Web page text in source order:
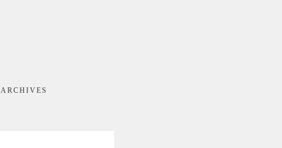
ARCHIVES